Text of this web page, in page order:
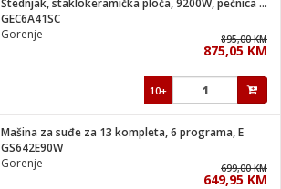
Štednjak, staklokeramička ploča, 9200W, pećnica 71 lit, A
GEC6A41SC
Gorenje
895,00 KM
875,05 KM
10+
Mašina za suđe za 13 kompleta, 6 programa, E
GS642E90W
Gorenje
699,00 KM
649,95 KM